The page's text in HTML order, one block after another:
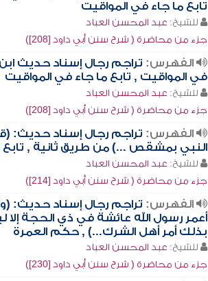
تابع ما جاء في المواقيت
للشيخ: عبد المحسن العباد
جزء من محاضرة ( شرح سنن أبي داود [208])
الفهرس: تراجم رجال إسناد حديث
في المواقيت , تابع ما جاء في المواقيت
للشيخ: عبد المحسن العباد
جزء من محاضرة ( شرح سنن أبي داود [208])
الفهرس: تراجم رجال إسناد حديث:
النبي بمشقص ...) من طريق ثانية , تابع
للشيخ: عبد المحسن العباد
جزء من محاضرة ( شرح سنن أبي داود [214])
الفهرس: تراجم رجال إسناد حديث:
أعمر رسول الله عائشة في ذي الحجة إلا
بذلك أمر أهل الشرك...) , حكم العمرة
للشيخ: عبد المحسن العباد
جزء من محاضرة ( شرح سنن أبي داود [230])